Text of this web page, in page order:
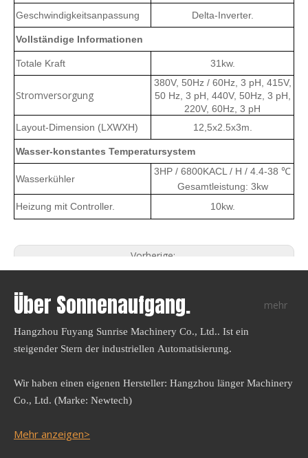
Geschwindigkeitsanpassung Delta-Inverter.
Vollständige Informationen
Totale Kraft 31kw.
Stromversorgung
380V, 50Hz / 60Hz, 3 pH, 415V,
50 Hz, 3 pH, 440V, 50Hz, 3 pH,
220V, 60Hz, 3 pH
Layout-Dimension (LXWXH)
12,5x2.5x3m.
Wasser-konstantes Temperatursystem
Wasserkühler
3HP / 6800KACL / H / 4.4-38 ℃
Gesamtleistung: 3kw
Heizung mit Controller.
10kw.
Vorherige:
PLA STRAW-Extrusionsmaschine LG-E11 (55)
Wirtschaftsreihe
PBAT-Stroh-Extrusionsmaschine
Biologisch abbaubare Strohmaschine
Über Sonnenaufgang. mehr
Hangzhou Fuyang Sunrise Machinery Co., Ltd.. Ist ein
steigender Stern der industriellen Automatisierung.
Wir haben einen eigenen Hersteller: Hangzhou länger Machinery
Co., Ltd. (Marke: Newtech)
Mehr anzeigen>